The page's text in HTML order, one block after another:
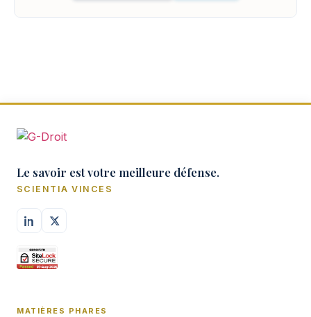
Le savoir est votre meilleure défense.
SCIENTIA VINCES
MATIÈRES PHARES